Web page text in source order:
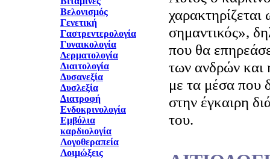
Βελονισμός
Γενετική
Γαστρεντερολογία
Γυναικολογία
Δερματολογία
Διαιτολογία
Δυσανεξία
Δυσλεξία
Διατροφή
Ενδοκρινολογία
Εμβόλια
καρδιολογία
Λογοθεραπεία
Λοιμώξεις
χαρακτηρίζεται
σημαντικός»,
που θα
των ανδρών και
με τα μέσα που
στην έγκαιρη
του.